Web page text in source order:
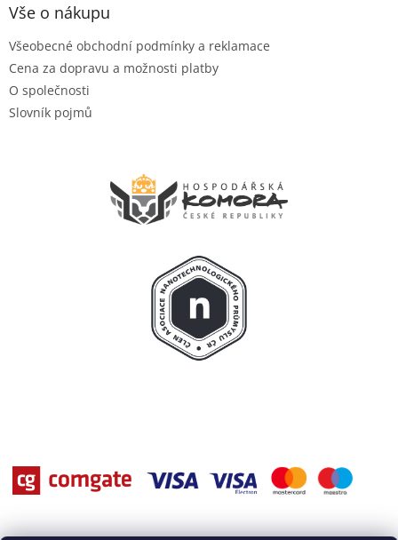
Vše o nákupu
Všeobecné obchodní podmínky a reklamace
Cena za dopravu a možnosti platby
O společnosti
Slovník pojmů